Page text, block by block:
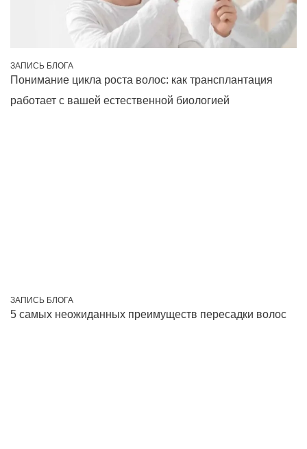
ЗАПИСЬ БЛОГА
Понимание цикла роста волос: как трансплантация
работает с вашей естественной биологией
ЗАПИСЬ БЛОГА
5 самых неожиданных преимуществ пересадки волос